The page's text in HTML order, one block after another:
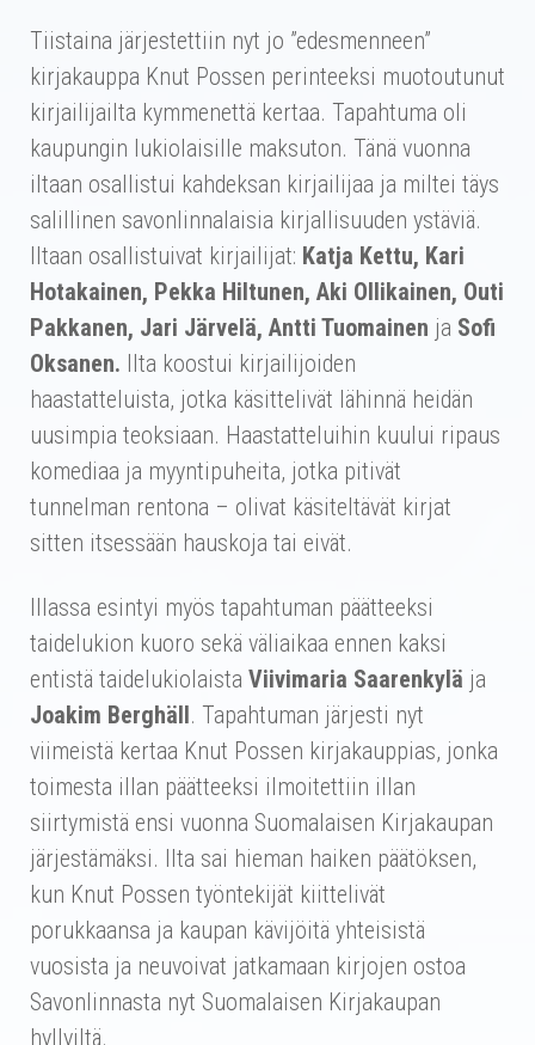
Tiistaina järjestettiin nyt jo ”edesmenneen”
kirjakauppa Knut Possen perinteeksi muotoutunut
kirjailijailta kymmenettä kertaa. Tapahtuma oli
kaupungin lukiolaisille maksuton. Tänä vuonna
iltaan osallistui kahdeksan kirjailijaa ja miltei täys
salillinen savonlinnalaisia kirjallisuuden ystäviä.
Iltaan osallistuivat kirjailijat: Katja Kettu, Kari
Hotakainen, Pekka Hiltunen, Aki Ollikainen, Outi
Pakkanen, Jari Järvelä, Antti Tuomainen ja Sofi
Oksanen.
Ilta koostui kirjailijoiden
haastatteluista, jotka käsittelivät lähinnä heidän
uusimpia teoksiaan. Haastatteluihin kuului ripaus
komediaa ja myyntipuheita, jotka pitivät
tunnelman rentona – olivat käsiteltävät kirjat
sitten itsessään hauskoja tai eivät.
Illassa esintyi myös tapahtuman päätteeksi
taidelukion kuoro sekä väliaikaa ennen kaksi
entistä taidelukiolaista Viivimaria Saarenkylä ja
Joakim Berghäll . Tapahtuman järjesti nyt
viimeistä kertaa Knut Possen kirjakauppias, jonka
toimesta illan päätteeksi ilmoitettiin illan
siirtymistä ensi vuonna Suomalaisen Kirjakaupan
järjestämäksi. Ilta sai hieman haiken päätöksen,
kun Knut Possen työntekijät kiittelivät
porukkaansa ja kaupan kävijöitä yhteisistä
vuosista ja neuvoivat jatkamaan kirjojen ostoa
Savonlinnasta nyt Suomalaisen Kirjakaupan
hyllyiltä.